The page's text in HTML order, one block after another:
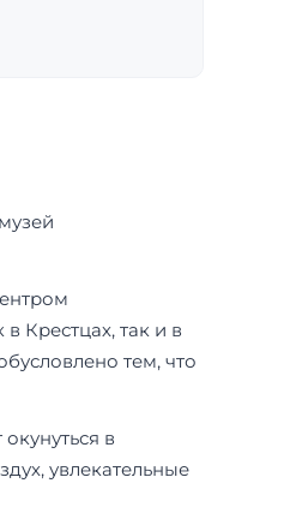
Крестцах, так и в
тем, что
в
увлекательные